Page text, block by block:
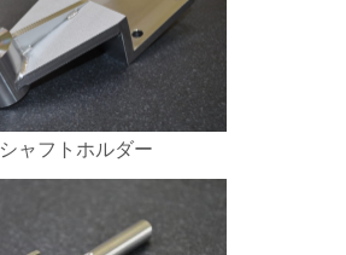
シャフトホルダー